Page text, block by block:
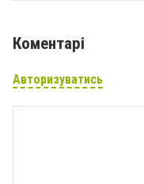
Коментарі
Авторизуватись